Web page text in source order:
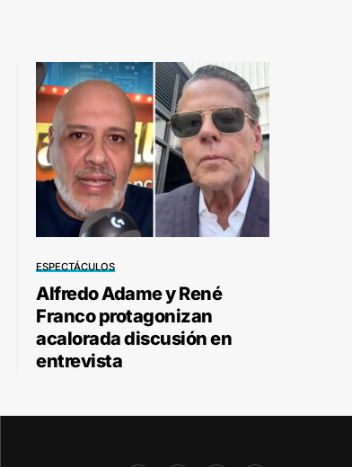
ESPECTÁCULOS
Alfredo Adame y René
Franco protagonizan
acalorada discusión en
entrevista